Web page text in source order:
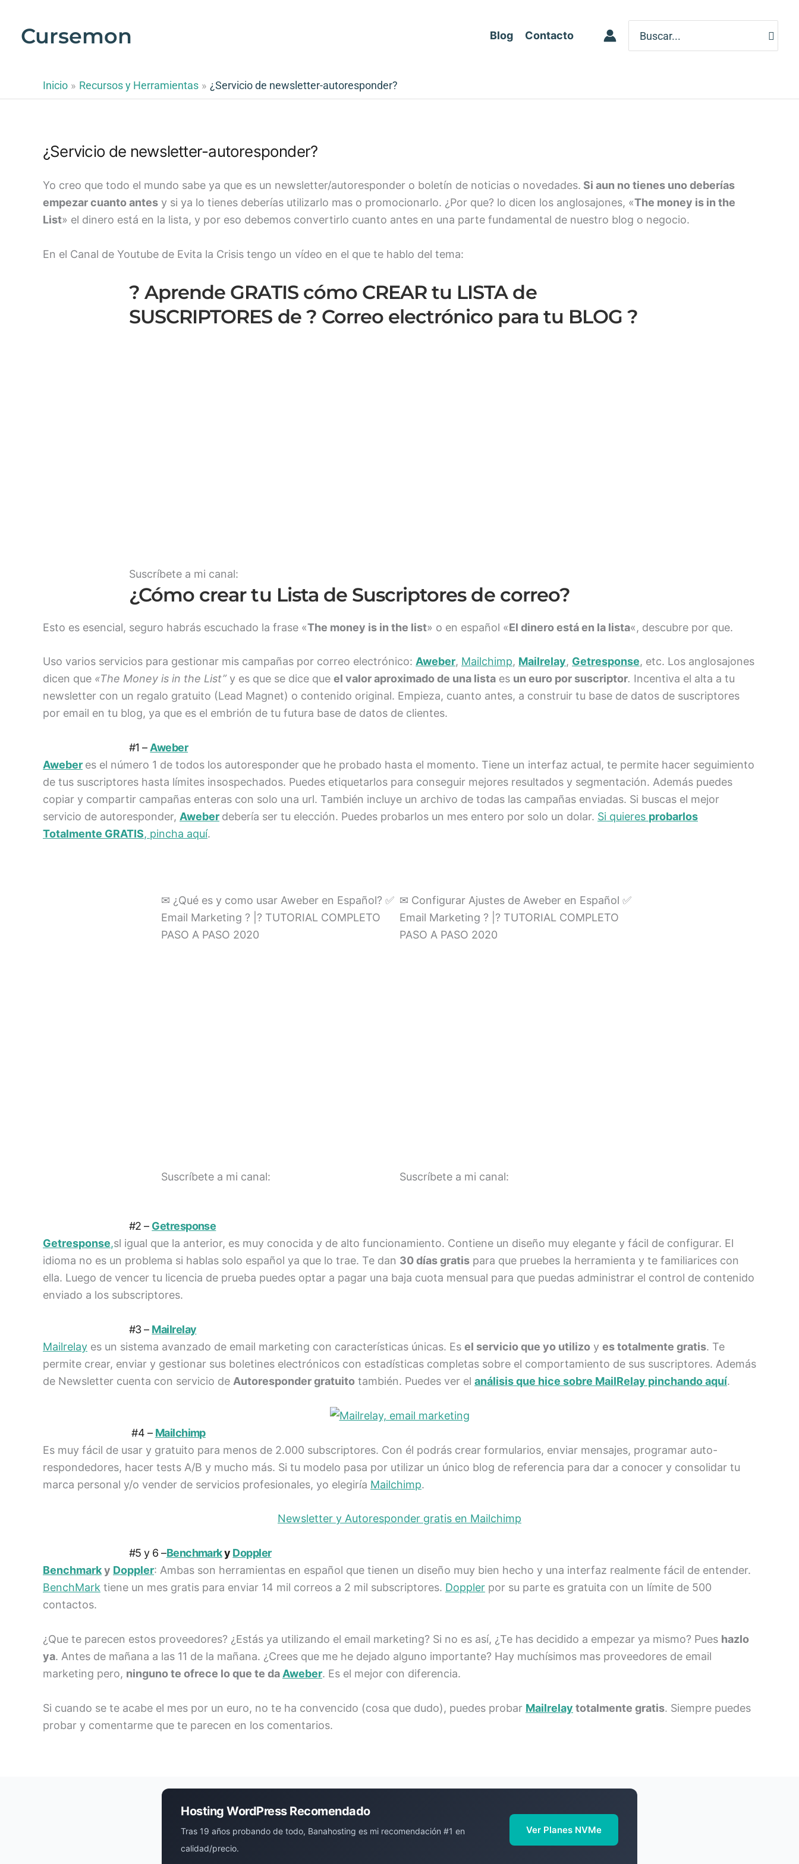
contenido
Cursemon Blog Contacto
for:
Inicio Recursos y Herramientas ¿Servicio de newsletter-autoresponder?
¿Servicio de newsletter-autoresponder?
Yo creo que todo el mundo sabe ya que es un newsletter/autoresponder o boletín de noticias o novedades. Si aun no tienes uno deberías
empezar cuanto antes y si ya lo tienes deberías utilizarlo mas o promocionarlo. ¿Por que? lo dicen los anglosajones, «The money is in the
List» el dinero está en la lista, y por eso debemos convertirlo cuanto antes en una parte fundamental de nuestro blog o negocio.
En el Canal de Youtube de Evita la Crisis tengo un vídeo en el que te hablo del tema:
? Aprende GRATIS cómo CREAR tu LISTA de
SUSCRIPTORES de ? Correo electrónico para tu BLOG ?
Suscríbete a mi canal:
¿Cómo crear tu Lista de Suscriptores de correo?
Esto es esencial, seguro habrás escuchado la frase «The money is in the list» o en español «El dinero está en la lista«, descubre por que.
Uso varios servicios para gestionar mis campañas por correo electrónico: Aweber, Mailchimp, Mailrelay, Getresponse, etc. Los anglosajones
dicen que «The Money is in the List”y es que se dice que el valor aproximado de una lista es un euro por suscriptor. Incentiva el alta a tu
newsletter con un regalo gratuito (Lead Magnet) o contenido original. Empieza, cuanto antes, a construir tu base de datos de suscriptores
por email en tu blog, ya que es el embrión de tu futura base de datos de clientes.
#1 – Aweber
Aweber es el número 1 de todos los autoresponder que he probado hasta el momento. Tiene un interfaz actual, te permite hacer seguimiento
de tus suscriptores hasta límites insospechados. Puedes etiquetarlos para conseguir mejores resultados y segmentación. Además puedes
copiar y compartir campañas enteras con solo una url. También incluye un archivo de todas las campañas enviadas. Si buscas el mejor
servicio de autoresponder, Aweber debería ser tu elección. Puedes probarlos un mes entero por solo un dolar. Si quieres probarlos
Totalmente GRATIS, pincha aquí.
✉ ¿Qué es y como usar Aweber en Español? ✅
Email Marketing ? |? TUTORIAL COMPLETO
PASO A PASO 2020
Suscríbete a mi canal:
✉ Configurar Ajustes de Aweber en Español ✅
Email Marketing ? |? TUTORIAL COMPLETO
PASO A PASO 2020
Suscríbete a mi canal:
#2 – Getresponse
Getresponse,sl igual que la anterior, es muy conocida y de alto funcionamiento. Contiene un diseño muy elegante y fácil de configurar. El
idioma no es un problema si hablas solo español ya que lo trae. Te dan 30 días gratis para que pruebes la herramienta y te familiarices con
ella. Luego de vencer tu licencia de prueba puedes optar a pagar una baja cuota mensual para que puedas administrar el control de contenido
enviado a los subscriptores.
#3 – Mailrelay
Mailrelay es un sistema avanzado de email marketing con características únicas. Es el servicio que yo utilizo y es totalmente gratis. Te
permite crear, enviar y gestionar sus boletines electrónicos con estadísticas completas sobre el comportamiento de sus suscriptores. Además
de Newsletter cuenta con servicio de Autoresponder gratuito también. Puedes ver el análisis que hice sobre MailRelay pinchando aquí.
#4 – Mailchimp
Es muy fácil de usar y gratuito para menos de 2.000 subscriptores. Con él podrás crear formularios, enviar mensajes, programar auto-
respondedores, hacer tests A/B y mucho más. Si tu modelo pasa por utilizar un único blog de referencia para dar a conocer y consolidar tu
marca personal y/o vender de servicios profesionales, yo elegiría Mailchimp.
Newsletter y Autoresponder gratis en Mailchimp
#5 y 6 –Benchmarky Doppler
Benchmarky Doppler: Ambas son herramientas en español que tienen un diseño muy bien hecho y una interfaz realmente fácil de entender.
BenchMark tiene un mes gratis para enviar 14 mil correos a 2 mil subscriptores. Doppler por su parte es gratuita con un límite de 500
contactos.
¿Que te parecen estos proveedores? ¿Estás ya utilizando el email marketing? Si no es así, ¿Te has decidido a empezar ya mismo? Pues hazlo
ya. Antes de mañana a las 11 de la mañana. ¿Crees que me he dejado alguno importante? Hay muchísimos mas proveedores de email
marketing pero, ninguno te ofrece lo que te da Aweber. Es el mejor con diferencia.
Si cuando se te acabe el mes por un euro, no te ha convencido (cosa que dudo), puedes probar Mailrelay totalmente gratis. Siempre puedes
probar y comentarme que te parecen en los comentarios.
Hosting WordPress Recomendado
Tras 19 años probando de todo, Banahosting es mi recomendación #1 en
calidad/precio.
Ver Planes NVMe